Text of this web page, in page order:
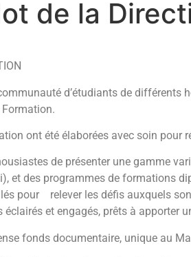
de la
d’étudiants de différents
Formation.
ont été élaborées avec soin pour
de présenter une gamme
et des programmes de formations
pour relever les défis auxquels
éclairés et engagés, prêts à apporter
fonds documentaire, unique au